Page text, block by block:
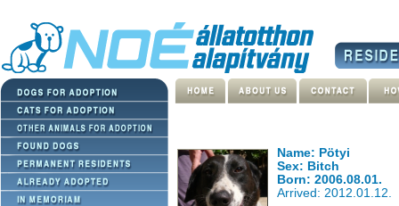
Name: Pötyi
Sex: Bitch
Born: 2006.08.01.
Arrived: 2012.01.12.